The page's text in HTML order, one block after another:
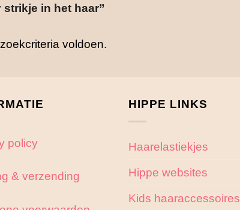
in het haar”
voldoen.
policy
& verzending
HIPPE LINKS
Haarelastiekjes
Hippe websites
Kids haaraccessoires